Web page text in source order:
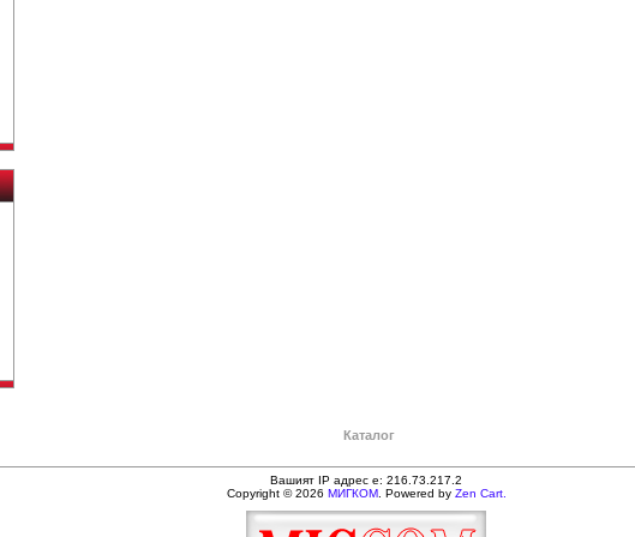
Каталог
Вашият IP адрес е: 216.73.217.2
Copyright © 2026 МИГКОМ. Powered by Zen Cart.